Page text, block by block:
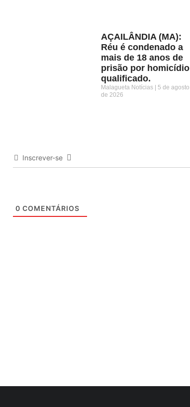
AÇAILÂNDIA (MA):
Réu é condenado a
mais de 18 anos de
prisão por homicídio
qualificado.
Malagueta Notícias
5 de agosto
de 2026
Inscrever-se
0 COMENTÁRIOS